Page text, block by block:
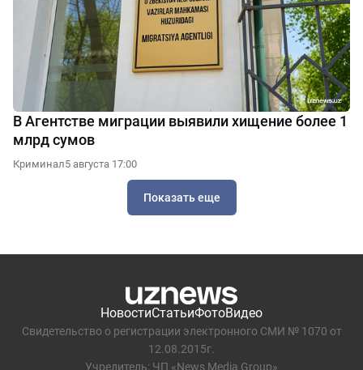
В Агентстве миграции выявили хищение более 1
млрд сумов
Криминал5 августа 17:00
Показать еще
НовостиСтатьиФотоВидео
Свидетельство о регистрации электронного СМИ № 1070 от
12.08.2015г.
Учредитель: ЧП «News Media Group»